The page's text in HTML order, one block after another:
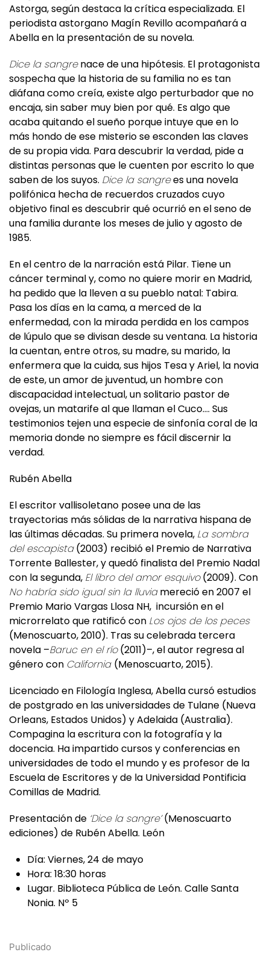
periodista astorgano Magín Revillo acompañará a
Abella en la presentación de su novela.
Dice la sangre
sospecha que la historia de su familia no es tan
diáfana como creía, existe algo perturbador que no
encaja, sin saber muy bien por qué. Es algo que
acaba quitando el sueño porque intuye que en lo
más hondo de ese misterio se esconden las claves
de su propia vida. Para descubrir la verdad, pide a
distintas personas que le cuenten por escrito lo que
saben de los suyos.Dice la sangre es una novela
polifónica hecha de recuerdos cruzados cuyo
objetivo final es descubrir qué ocurrió en el seno de
una familia durante los meses de julio y agosto de
1985.
cáncer terminal y, como no quiere morir en Madrid,
ha pedido que la lleven a su pueblo natal: Tabira.
Pasa los días en la cama, a merced de la
enfermedad, con la mirada perdida en los campos
de lúpulo que se divisan desde su ventana. La historia
la cuentan, entre otros, su madre, su marido, la
enfermera que la cuida, sus hijos Tesa y Ariel, la novia
de este, un amor de juventud, un hombre con
discapacidad intelectual, un solitario pastor de
ovejas, un matarife al que llaman el Cuco…. Sus
testimonios tejen una especie de sinfonía coral de la
memoria donde no siempre es fácil discernir la
verdad.
trayectorias más sólidas de la narrativa hispana de
las últimas décadas. Su primera novela, La sombra
del escapista(2003) recibió el Premio de Narrativa
Torrente Ballester, y quedó finalista del Premio Nadal
con la segunda,El libro del amor esquivo(2009). Con
No habría sido igual sin la lluviamereció en 2007 el
Premio Mario Vargas Llosa NH, incursión en el
microrrelato que ratificó conLos ojos de los peces
(Menoscuarto, 2010). Tras su celebrada tercera
novela –Baruc en el río(2011)–, el autor regresa al
género conCalifornia(Menoscuarto, 2015).
Licenciado en Filología Inglesa, Abella cursó estudios
de postgrado en las universidades de Tulane (Nueva
Orleans, Estados Unidos) y Adelaida (Australia).
Compagina la escritura con la fotografía y la
docencia. Ha impartido cursos y conferencias en
universidades de todo el mundo y es profesor de la
Escuela de Escritores y de la Universidad Pontificia
Comillas de Madrid.
ediciones) de Rubén Abella. León
Día: Viernes, 24 de mayo
Hora: 18:30 horas
Lugar. Biblioteca Pública de León. Calle Santa
Nonia. Nº 5
21 mayo, 2024